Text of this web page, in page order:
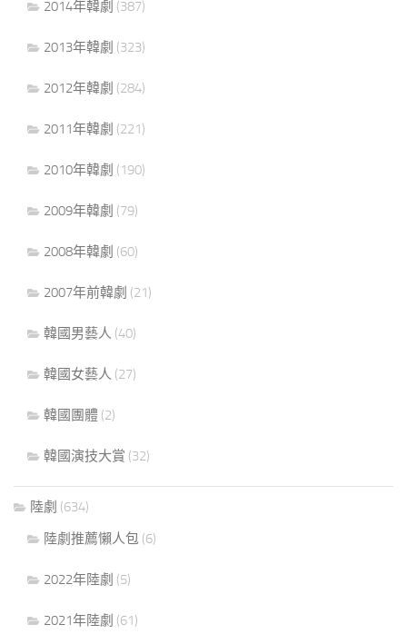
2014年韓劇 (387)
2013年韓劇 (323)
2012年韓劇 (284)
2011年韓劇 (221)
2010年韓劇 (190)
2009年韓劇 (79)
2008年韓劇 (60)
2007年前韓劇 (21)
韓國男藝人 (40)
韓國女藝人 (27)
韓國團體 (2)
韓國演技大賞 (32)
陸劇 (634)
陸劇推薦懶人包 (6)
2022年陸劇 (5)
2021年陸劇 (61)